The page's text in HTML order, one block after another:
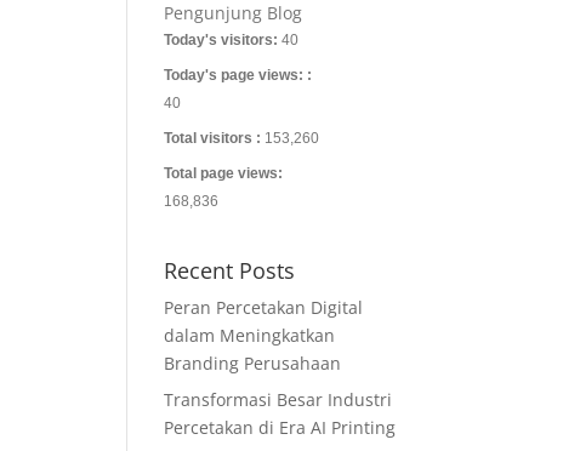
Pengunjung Blog
Today's visitors:40
Today's page views: :
40
Total visitors : 153,260
Total page views:
168,836
Recent Posts
Peran Percetakan Digital
dalam Meningkatkan
Branding Perusahaan
Transformasi Besar Industri
Percetakan di Era AI Printing